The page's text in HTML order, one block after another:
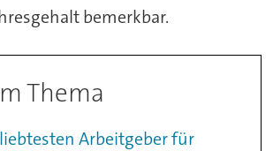
bemerkbar.
Thema
Arbeitgeber für